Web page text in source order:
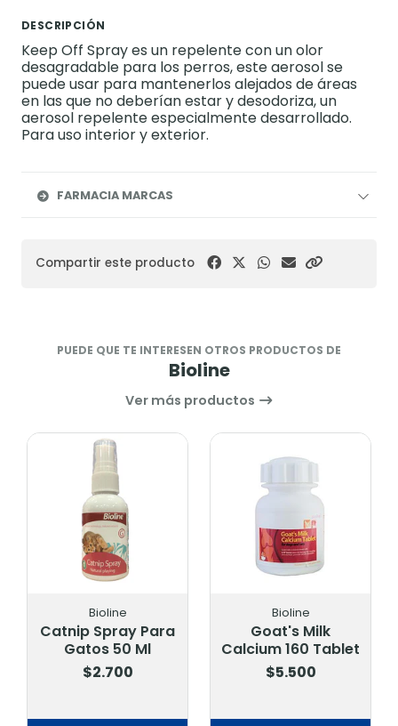
DESCRIPCIÓN
Keep Off Spray es un repelente con un olor
desagradable para los perros, este aerosol se
puede usar para mantenerlos alejados de áreas
en las que no deberían estar y desodoriza, un
aerosol repelente especialmente desarrollado.
Para uso interior y exterior.
FARMACIA MARCAS
Compartir este producto
PUEDE QUE TE INTERESEN OTROS PRODUCTOS DE
Bioline
Ver más productos
Bioline
Catnip Spray Para
Gatos 50 Ml
$2.700
Bioline
Goat's Milk
Calcium 160 Tablet
$5.500